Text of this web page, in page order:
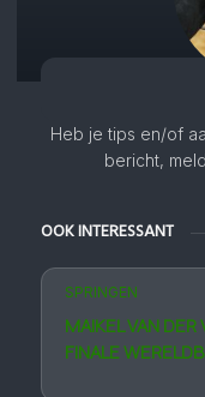
Heb je tips en/of
bericht,
OOK INTERESSANT
SPRINGEN
MAIKEL VAN
FINALE